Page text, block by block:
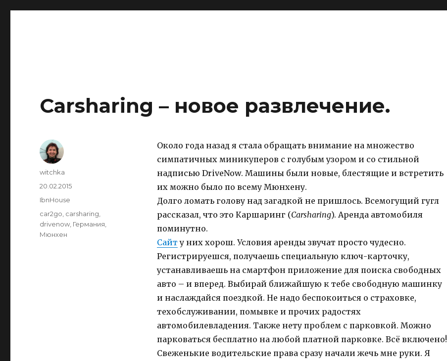
Carsharing – новое развлечение.
Около года назад я стала обращать внимание на множество
симпатичных миникуперов с голубым узором и со стильной
надписью DriveNow. Машины были новые, блестящие и встретить
их можно было по всему Мюнхену.
Долго ломать голову над загадкой не пришлось. Всемогущий гугл
рассказал, что это Каршаринг (Carsharing). Аренда автомобиля
поминутно.
Сайт у них хорош. Условия аренды звучат просто чудесно.
Регистрируешся, получаешь специальную ключ-карточку,
устанавливаешь на смартфон приложение для поиска свободных
авто – и вперед. Выбирай ближайшую к тебе свободную машинку
и наслаждайся поездкой. Не надо беспокоиться о страховке,
техобслуживании, помывке и прочих радостях
автомобилевладения. Также нету проблем с парковкой. Можно
парковаться бесплатно на любой платной парковке. Всё включено!
Свеженькие водительские права сразу начали жечь мне руки. Я
Author
witchka
Posted
on
20.02.2015
Categories
IbnHouse
Tags
car2go carsharing
drivenow Германия
Мюнхен